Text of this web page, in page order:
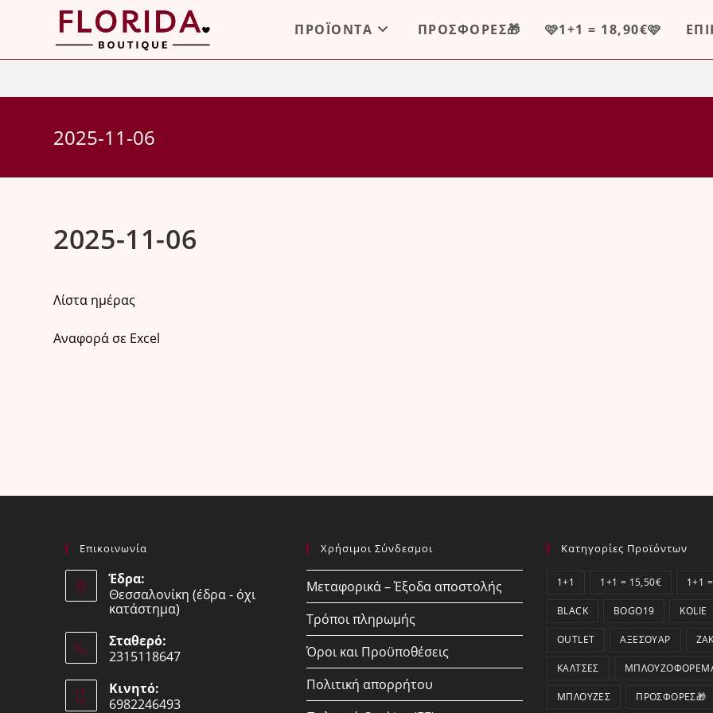
ΠΡΟΪΟΝΤΑ ΠΡΟΣΦΟΡΕΣ🎁 🩷1+1 = 18,90€🩷
2025-11-06
2025-11-06
Λίστα ημέρας
Αναφορά σε Excel
Επικοινωνία
Έδρα:
Θεσσαλονίκη (έδρα - όχι
κατάστημα)
Σταθερό:
2315118647
in
Κινητό:
6982246493
Χρήσιμοι Σύνδεσμοι
Μεταφορικά – Έξοδα αποστολής
Τρόποι πληρωμής
Όροι και Προϋποθέσεις
Πολιτική απορρήτου
Κατηγορίες Προϊόντων
1+1 1+1 = 15,50€ 1+1
BLACK BOGO19 KOLIE
OUTLET ΑΞΕΣΟΥΆΡ
ΚΆΛΤΣΕΣ
ΜΠΛΟΎΖΕΣ ΠΡΟΣΦΟΡΕΣ🎁